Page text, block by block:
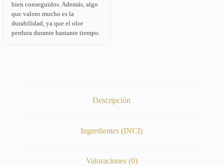
bien conseguidos. Además, algo
que valoro mucho es la
durabilidad, ya que el olor
perdura durante bastante tiempo.
Descripción
Ingredientes (INCI)
Valoraciones (0)